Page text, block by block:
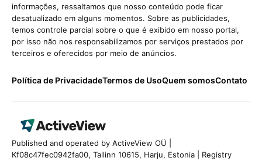
informações, ressaltamos que nosso conteúdo pode ficar
desatualizado em alguns momentos. Sobre as publicidades,
temos controle parcial sobre o que é exibido em nosso portal,
por isso não nos responsabilizamos por serviços prestados por
terceiros e oferecidos por meio de anúncios.
Política de PrivacidadeTermos de UsoQuem somosContato
Published and operated by ActiveView OÜ |
Kf08c47fec0942fa00, Tallinn 10615, Harju, Estonia | Registry